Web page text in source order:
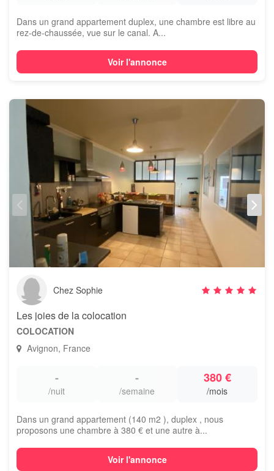
Dans un grand appartement duplex, une chambre est libre au
rez-de-chaussée, vue sur le canal. A...
Voir l'annonce
Chez Sophie
Les joies de la colocation
COLOCATION
Avignon, France
-
/nuit
-
/semaine
380 €
/mois
Dans un grand appartement (140 m2 ), duplex , nous
proposons une chambre à 380 € et une autre à...
Voir l'annonce